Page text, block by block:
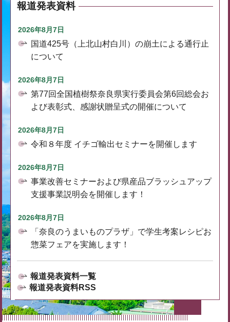
報道発表資料
2026年8月7日
国道425号（上北山村白川）の崩土による通行止
について
2026年8月7日
第77回全国植樹祭奈良県実行委員会第6回総会お
よび表彰式、感謝状贈呈式の開催について
2026年8月7日
令和８年度 イチゴ輸出セミナーを開催します
2026年8月7日
事業改善セミナーおよび県産品ブラッシュアップ
支援事業説明会を開催します！
2026年8月7日
「奈良のうまいものプラザ」で学生考案レシピお
惣菜フェアを実施します！
報道発表資料一覧
報道発表資料RSS